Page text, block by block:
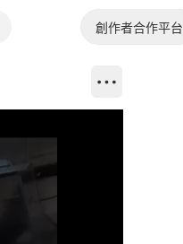
創作者合作平台